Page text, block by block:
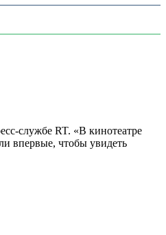
службе RT. «В кинотеатре
впервые, чтобы увидеть